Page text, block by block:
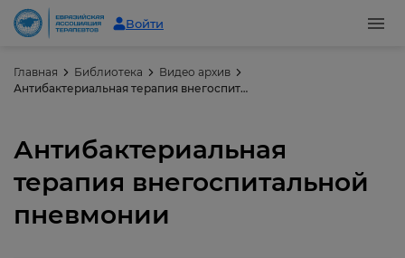
Войти
Главная Библиотека
Видео архив
Антибактериальная терапия внегоспитальной пневмонии
Антибактериальная
терапия внегоспитальной
пневмонии